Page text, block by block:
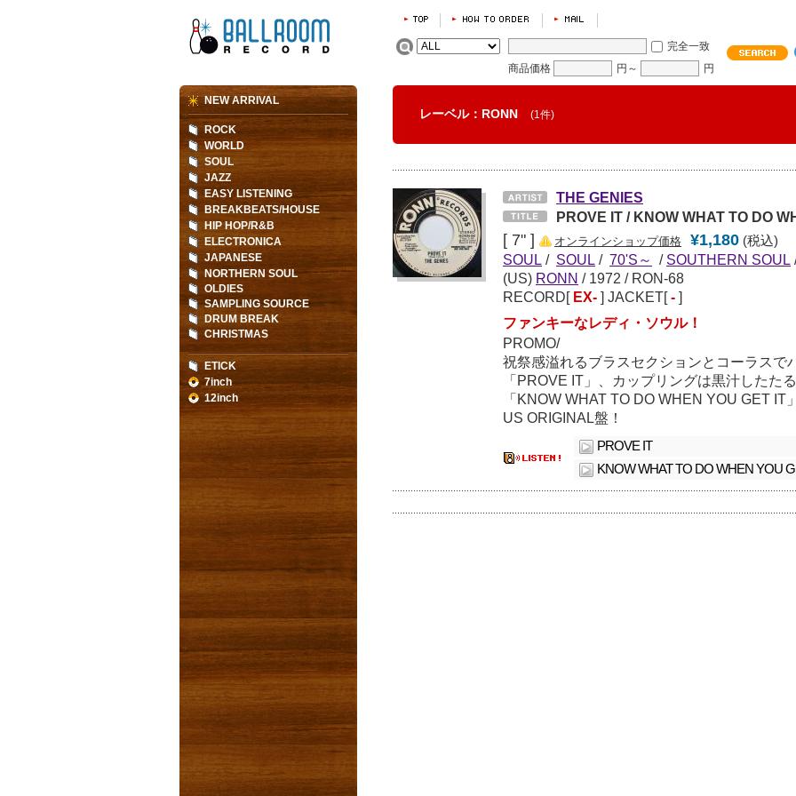
完全一致
商品価格
円～ 円
レーベル：RONN (1件)
THE GENIES
PROVE IT / KNOW WHAT TO DO
[ 7" ] オンラインショップ価格 ¥1,180 (税込)
SOUL / SOUL / 70'S～ / SOUTHERN SOUL
(US) RONN /1972 / RON-68
RECORD[ EX- ] JACKET[- ]
ファンキーなレディ・ソウル！
PROMO/
祝祭感溢れるブラスセクションとコーラスで
「PROVE IT」、カップリングは黒汁したた
「KNOW WHAT TO DO WHEN YOU GET IT
US ORIGINAL盤！
PROVE IT
KNOW WHAT TO DO WHEN YOU
NEW ARRIVAL
ROCK
WORLD
SOUL
JAZZ
EASY LISTENING
BREAKBEATS/HOUSE
HIP HOP/R&B
ELECTRONICA
JAPANESE
NORTHERN SOUL
OLDIES
SAMPLING SOURCE
DRUM BREAK
CHRISTMAS
ETICK
7inch
12inch